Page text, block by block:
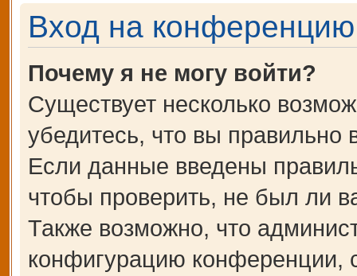
Вход на конференцию
Почему я не могу войти?
Существует несколько
убедитесь, что вы правильно
Если данные введены
чтобы проверить, не был ли
Также возможно, что
конфигурацию конференции,